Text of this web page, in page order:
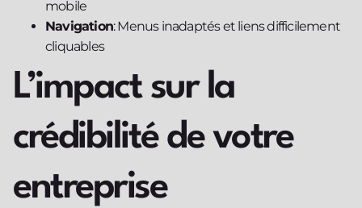
mobile
Navigation: Menus inadaptés et liens difficilement
cliquables
L’impact sur la
crédibilité de votre
entreprise